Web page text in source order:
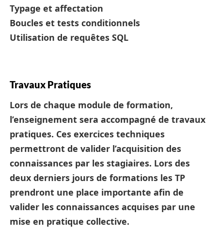
Typage et affectation
Boucles et tests conditionnels
Utilisation de requêtes SQL
Travaux Pratiques
Lors de chaque module de formation,
l’enseignement sera accompagné de travaux
pratiques. Ces exercices techniques
permettront de valider l’acquisition des
connaissances par les stagiaires. Lors des
deux derniers jours de formations les TP
prendront une place importante afin de
valider les connaissances acquises par une
mise en pratique collective.